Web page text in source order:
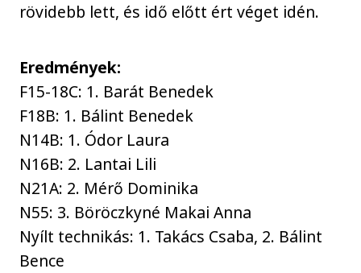
rövidebb lett, és idő előtt ért véget idén.
Eredmények:
F15-18C: 1. Barát Benedek
F18B: 1. Bálint Benedek
N14B: 1. Ódor Laura
N16B: 2. Lantai Lili
N21A: 2. Mérő Dominika
N55: 3. Böröczkyné Makai Anna
Nyílt technikás: 1. Takács Csaba, 2. Bálint
Bence